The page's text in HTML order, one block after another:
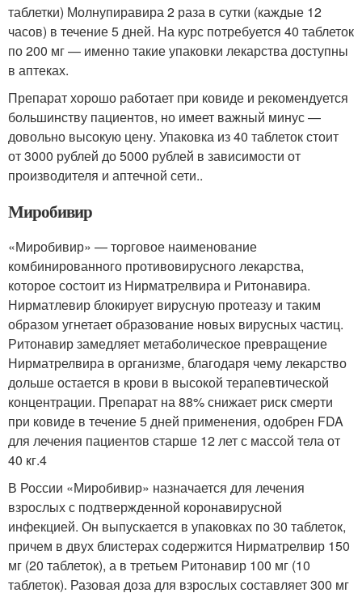
таблетки) Молнупиравира 2 раза в сутки (каждые 12
часов) в течение 5 дней. На курс потребуется 40 таблеток
по 200 мг — именно такие упаковки лекарства доступны
в аптеках.
Препарат хорошо работает при ковиде и рекомендуется
большинству пациентов, но имеет важный минус —
довольно высокую цену. Упаковка из 40 таблеток стоит
от 3000 рублей до 5000 рублей в зависимости от
производителя и аптечной сети..
Миробивир
«Миробивир» — торговое наименование
комбинированного противовирусного лекарства,
которое состоит из Нирматрелвира и Ритонавира.
Нирматлевир блокирует вирусную протеазу и таким
образом угнетает образование новых вирусных частиц.
Ритонавир замедляет метаболическое превращение
Нирматрелвира в организме, благодаря чему лекарство
дольше остается в крови в высокой терапевтической
концентрации. Препарат на 88% снижает риск смерти
при ковиде в течение 5 дней применения, одобрен FDA
для лечения пациентов старше 12 лет с массой тела от
40 кг.4
В России «Миробивир» назначается для лечения
взрослых с подтвержденной коронавирусной
инфекцией. Он выпускается в упаковках по 30 таблеток,
причем в двух блистерах содержится Нирматрелвир 150
мг (20 таблеток), а в третьем Ритонавир 100 мг (10
таблеток). Разовая доза для взрослых составляет 300 мг